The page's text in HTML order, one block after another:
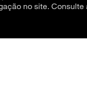
no site. Consulte